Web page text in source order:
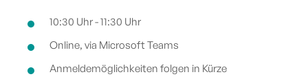
10:30 Uhr - 11:30 Uhr
Online, via Microsoft Teams
Anmeldemöglichkeiten folgen in Kürze